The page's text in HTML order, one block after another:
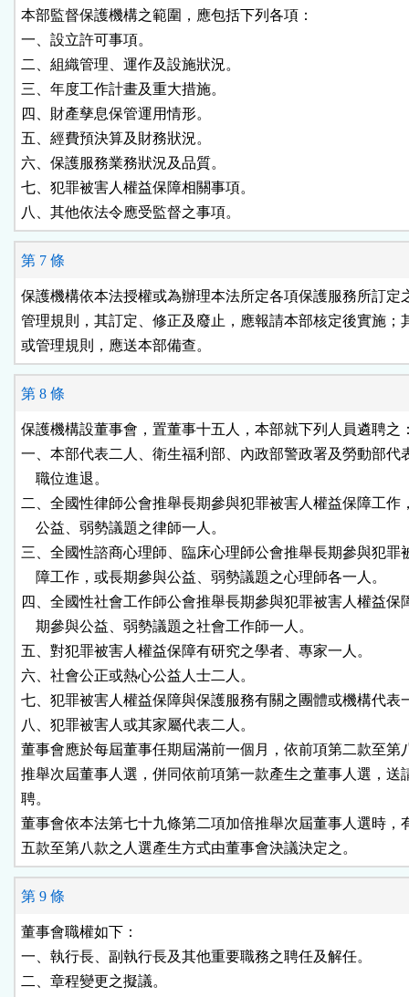
本部監督保護機構之範圍，應包括下列各項：
一、設立許可事項。
二、組織管理、運作及設施狀況。
三、年度工作計畫及重大措施。
四、財產孳息保管運用情形。
五、經費預決算及財務狀況。
六、保護服務業務狀況及品質。
七、犯罪被害人權益保障相關事項。
八、其他依法令應受監督之事項。
第 7 條
保護機構依本法授權或為辦理本法所定各項保護服務所訂定
管理規則，其訂定、修正及廢止，應報請本部核定後實施；
或管理規則，應送本部備查。
第 8 條
保護機構設董事會，置董事十五人，本部就下列人員遴聘之
一、本部代表二人、衛生福利部、內政部警政署及勞動部代
    職位進退。
二、全國性律師公會推舉長期參與犯罪被害人權益保障工作
    公益、弱勢議題之律師一人。
三、全國性諮商心理師、臨床心理師公會推舉長期參與犯罪
    障工作，或長期參與公益、弱勢議題之心理師各一人。
四、全國性社會工作師公會推舉長期參與犯罪被害人權益保
    期參與公益、弱勢議題之社會工作師一人。
五、對犯罪被害人權益保障有研究之學者、專家一人。
六、社會公正或熱心公益人士二人。
七、犯罪被害人權益保障與保護服務有關之團體或機構代表
八、犯罪被害人或其家屬代表二人。
董事會應於每屆董事任期屆滿前一個月，依前項第二款至第
推舉次屆董事人選，併同依前項第一款產生之董事人選，送
聘。
董事會依本法第七十九條第二項加倍推舉次屆董事人選時，
五款至第八款之人選產生方式由董事會決議決定之。
第 9 條
董事會職權如下：
一、執行長、副執行長及其他重要職務之聘任及解任。
二、章程變更之擬議。